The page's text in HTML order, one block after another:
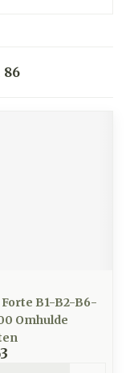
86
B1-B2-B6-
Omhulde